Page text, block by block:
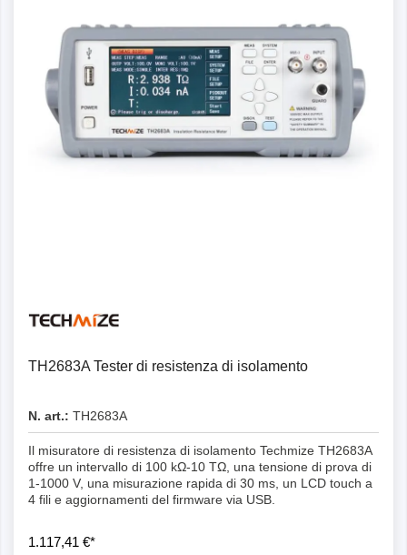
TH2683A Tester di resistenza di isolamento
N. art.: TH2683A
Il misuratore di resistenza di isolamento Techmize TH2683A
offre un intervallo di 100 kΩ-10 TΩ, una tensione di prova di
1-1000 V, una misurazione rapida di 30 ms, un LCD touch a
4 fili e aggiornamenti del firmware via USB.
1.117,41 €*